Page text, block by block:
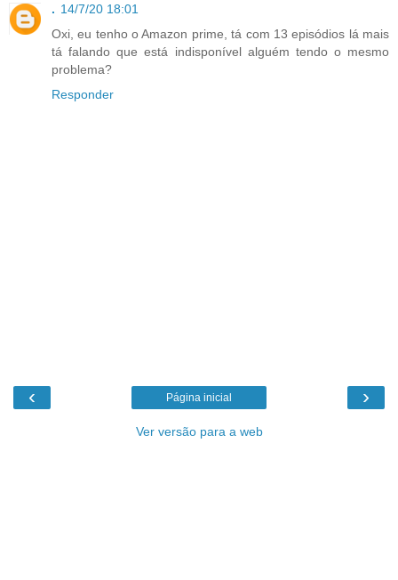
. 14/7/20 18:01
Oxi, eu tenho o Amazon prime, tá com 13 episódios lá mais
tá falando que está indisponível alguém tendo o mesmo
problema?
Responder
‹ ›
Página inicial
Ver versão para a web